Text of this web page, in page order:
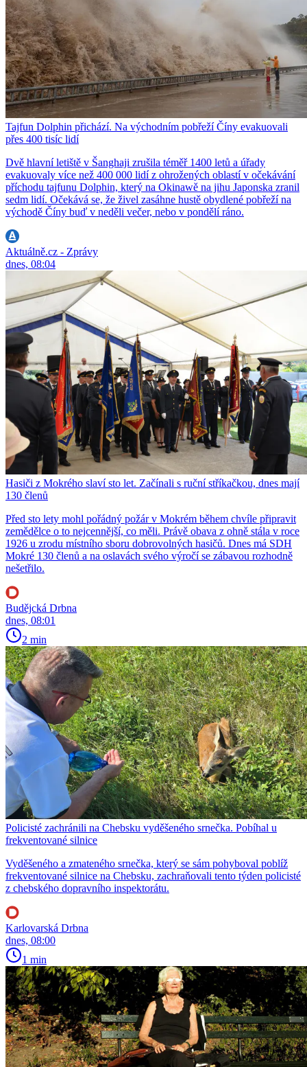
Tajfun Dolphin přichází. Na východním pobřeží Číny evakuovali
přes 400 tisíc lidí
Dvě hlavní letiště v Šanghaji zrušila téměř 1400 letů a úřady
evakuovaly více než 400 000 lidí z ohrožených oblastí v očekávání
příchodu tajfunu Dolphin, který na Okinawě na jihu Japonska zranil
sedm lidí. Očekává se, že živel zasáhne hustě obydlené pobřeží na
východě Číny buď v neděli večer, nebo v pondělí ráno.
Aktuálně.cz - Zprávy
dnes, 08:04
Hasiči z Mokrého slaví sto let. Začínali s ruční stříkačkou, dnes mají
130 členů
Před sto lety mohl pořádný požár v Mokrém během chvíle připravit
zemědělce o to nejcennější, co měli. Právě obava z ohně stála v roce
1926 u zrodu místního sboru dobrovolných hasičů. Dnes má SDH
Mokré 130 členů a na oslavách svého výročí se zábavou rozhodně
nešetřilo.
Budějcká Drbna
dnes, 08:01
2 min
Policisté zachránili na Chebsku vyděšeného srnečka. Pobíhal u
frekventované silnice
Vyděšeného a zmateného srnečka, který se sám pohyboval poblíž
frekventované silnice na Chebsku, zachraňovali tento týden policisté
z chebského dopravního inspektorátu.
Karlovarská Drbna
dnes, 08:00
1 min